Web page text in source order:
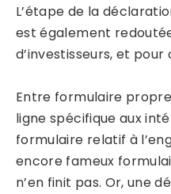
L’étape de la
est également
d’investisseurs, et pour
Entre formulaire
ligne spécifique aux
formulaire relatif à
encore fameux
n’en finit pas. Or, une